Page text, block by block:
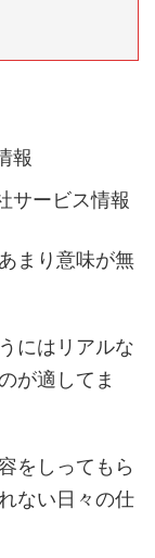
報
サービス情報
まり意味が無
にはリアルな
が適してま
をしってもら
ない日々の仕